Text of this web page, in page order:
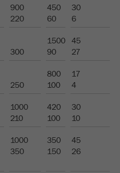
la fecha de la primera visita del
900
220
450
60
30
6
300
1500
90
45
27
250
800
100
17
4
1000
210
420
100
30
10
1000
350
350
150
45
26